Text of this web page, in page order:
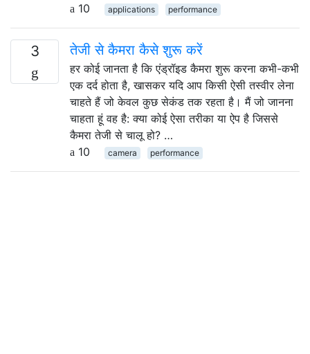
10
applications performance
3 तेजी से कैमरा कैसे शुरू करें
हर कोई जानता है कि एंड्रॉइड कैमरा शुरू करना कभी-कभी
एक दर्द होता है, खासकर यदि आप किसी ऐसी तस्वीर लेना
चाहते हैं जो केवल कुछ सेकंड तक रहता है। मैं जो जानना
चाहता हूं वह है: क्या कोई ऐसा तरीका या ऐप है जिससे
कैमरा तेजी से चालू हो? …
10
camera performance